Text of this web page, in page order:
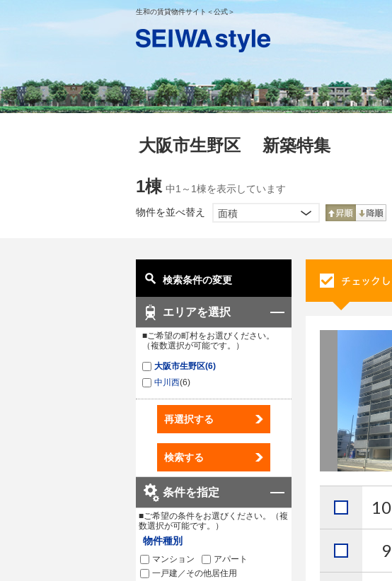
検索条件の変更
エリアを選択
■ご希望の町村をお選びください。
（複数選択が可能です。）
大阪市生野区(6)
中川西(6)
再選択する
検索する
条件を指定
■ご希望の条件をお選びください。（複
数選択が可能です。）
物件種別
マンション
アパート
一戸建／その他居住用
生和の賃貸物件サイト＜公式＞
大阪市生野区 新築特集
1棟 中1～1棟を表示しています
物件を並べ替え 面積
10
9